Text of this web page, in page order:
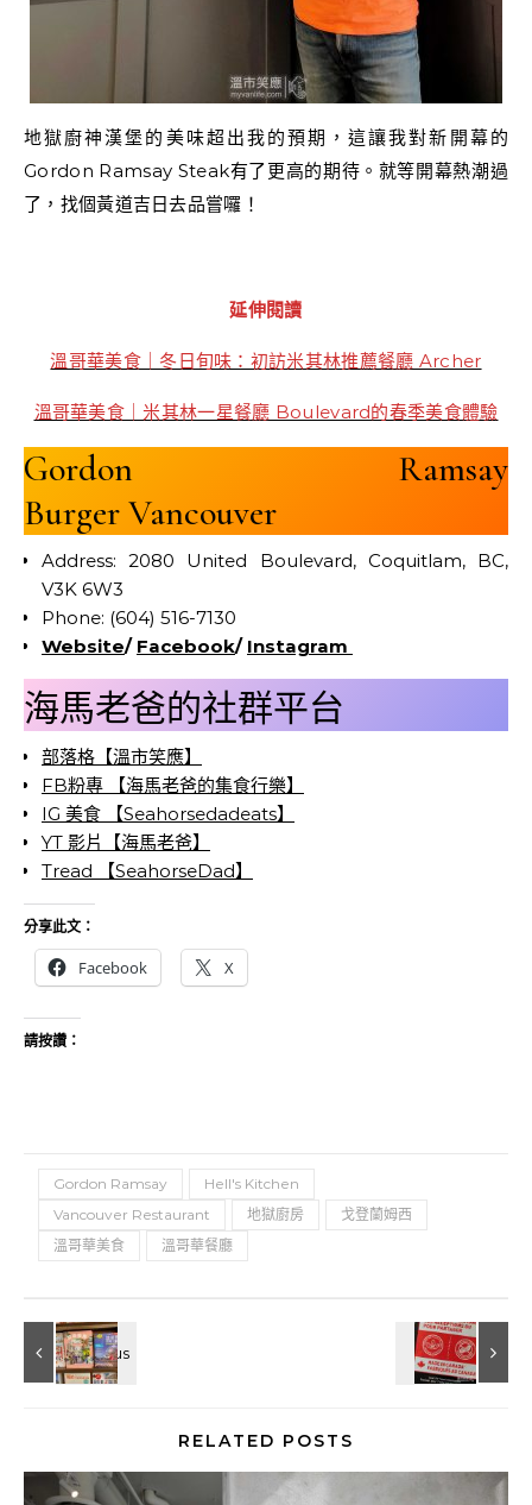
地獄廚神漢堡的美味超出我的預期，這讓我對新開幕的
Gordon Ramsay Steak有了更高的期待。就等開幕熱潮過
了，找個黃道吉日去品嘗囉！
延伸閱讀
溫哥華美食｜冬日旬味：初訪米其林推薦餐廳 Archer
溫哥華美食｜米其林一星餐廳 Boulevard的春季美食體驗
Gordon Ramsay
Burger Vancouver
Address: 2080 United Boulevard, Coquitlam, BC,
V3K 6W3
Phone: (604) 516-7130
Website/ Facebook/ Instagram
海馬老爸的社群平台
部落格【溫市笑應】
FB粉專 【海馬老爸的集食行樂】
IG 美食 【Seahorsedadeats】
YT 影片【海馬老爸】
Tread 【SeahorseDad】
分享此文：
Facebook X
請按讚：
Gordon Ramsay
Hell's Kitchen
Vancouver Restaurant
地獄廚房
戈登蘭姆西
溫哥華美食
溫哥華餐廳
RELATED POSTS